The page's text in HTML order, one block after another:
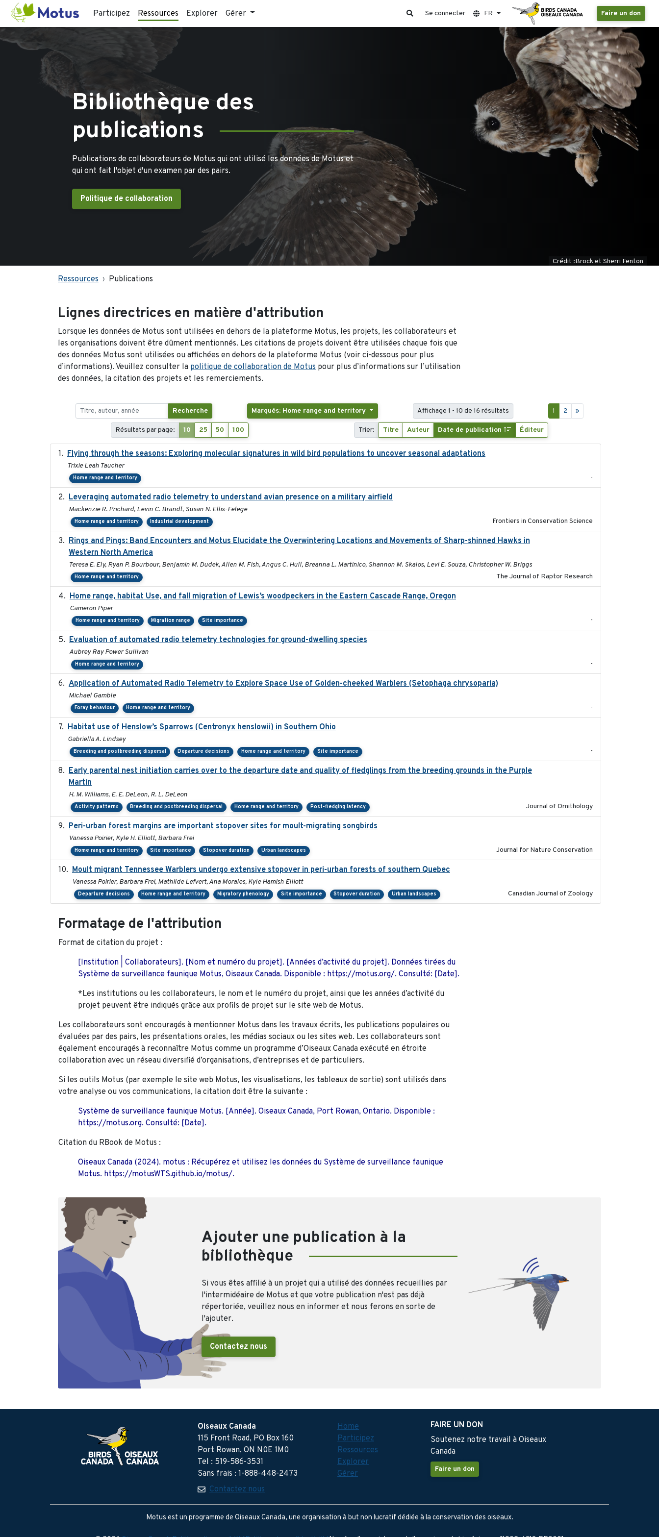
Participez Ressources Explorer Gérer Faire un don
Se connecter FR
Bibliothèque des
publications
Publications de collaborateurs de Motus qui ont utilisé les données de Motus et
qui ont fait l'objet d'un examen par des pairs.
Politique de collaboration
Crédit :Brock et Sherri Fenton
Ressources Publications
Lignes directrices en matière d'attribution
Lorsque les données de Motus sont utilisées en dehors de la plateforme Motus, les projets, les collaborateurs et
les organisations doivent être dûment mentionnés. Les citations de projets doivent être utilisées chaque fois que
des données Motus sont utilisées ou affichées en dehors de la plateforme Motus (voir ci-dessous pour plus
d’informations). Veuillez consulter la politique de collaboration de Motus pour plus d’informations sur l’utilisation
des données, la citation des projets et les remerciements.
Recherche Marqués: Home range and territory Affichage 1 - 10 de 16 résultats 1 2 »
Résultats par page: 10 25 50 100 Trier: Titre Auteur Date de publication Éditeur
Flying through the seasons: Exploring molecular signatures in wild bird populations to uncover seasonal adaptations
Trixie Leah Taucher
Home range and territory -
Leveraging automated radio telemetry to understand avian presence on a military airfield
Mackenzie R. Prichard, Levin C. Brandt, Susan N. Ellis-Felege
Home range and territory Industrial development Frontiers in Conservation Science
Rings and Pings: Band Encounters and Motus Elucidate the Overwintering Locations and Movements of Sharp-shinned Hawks in
Western North America
Teresa E. Ely, Ryan P. Bourbour, Benjamin M. Dudek, Allen M. Fish, Angus C. Hull, Breanna L. Martinico, Shannon M. Skalos, Levi E. Souza, Christopher W. Briggs
Home range and territory The Journal of Raptor Research
Home range, habitat Use, and fall migration of Lewis’s woodpeckers in the Eastern Cascade Range, Oregon
Cameron Piper
Home range and territory Migration range Site importance -
Evaluation of automated radio telemetry technologies for ground-dwelling species
Aubrey Ray Power Sullivan
Home range and territory -
Application of Automated Radio Telemetry to Explore Space Use of Golden-cheeked Warblers (Setophaga chrysoparia)
Michael Gamble
Foray behaviour Home range and territory -
Habitat use of Henslow’s Sparrows (Centronyx henslowii) in Southern Ohio
Gabriella A. Lindsey
Breeding and postbreeding dispersal Departure decisions Home range and territory Site importance -
Early parental nest initiation carries over to the departure date and quality of fledglings from the breeding grounds in the Purple
Martin
H. M. Williams, E. E. DeLeon, R. L. DeLeon
Activity patterns Breeding and postbreeding dispersal Home range and territory Post-fledging latency Journal of Ornithology
Peri-urban forest margins are important stopover sites for moult-migrating songbirds
Vanessa Poirier, Kyle H. Elliott, Barbara Frei
Home range and territory Site importance Stopover duration Urban landscapes Journal for Nature Conservation
Moult migrant Tennessee Warblers undergo extensive stopover in peri-urban forests of southern Quebec
Vanessa Poirier, Barbara Frei, Mathilde Lefvert, Ana Morales, Kyle Hamish Elliott
Departure decisions Home range and territory Migratory phenology Site importance Stopover duration Urban landscapes Canadian Journal of Zoology
Formatage de l'attribution
Format de citation du projet :
[Institution | Collaborateurs]. [Nom et numéro du projet]. [Années d’activité du projet]. Données tirées du
Système de surveillance faunique Motus, Oiseaux Canada. Disponible : https://motus.org/. Consulté: [Date].
*Les institutions ou les collaborateurs, le nom et le numéro du projet, ainsi que les années d’activité du
projet peuvent être indiqués grâce aux profils de projet sur le site web de Motus.
Les collaborateurs sont encouragés à mentionner Motus dans les travaux écrits, les publications populaires ou
évaluées par des pairs, les présentations orales, les médias sociaux ou les sites web. Les collaborateurs sont
également encouragés à reconnaître Motus comme un programme d’Oiseaux Canada exécuté en étroite
collaboration avec un réseau diversifié d’organisations, d’entreprises et de particuliers.
Si les outils Motus (par exemple le site web Motus, les visualisations, les tableaux de sortie) sont utilisés dans
votre analyse ou vos communications, la citation doit être la suivante :
Système de surveillance faunique Motus. [Année]. Oiseaux Canada, Port Rowan, Ontario. Disponible :
https://motus.org. Consulté: [Date].
Citation du RBook de Motus :
Oiseaux Canada (2024). motus : Récupérez et utilisez les données du Système de surveillance faunique
Motus. https://motusWTS.github.io/motus/.
Ajouter une publication à la
bibliothèque
Si vous êtes affilié à un projet qui a utilisé des données recueillies par
l'intermidéaire de Motus et que votre publication n'est pas déjà
répertoriée, veuillez nous en informer et nous ferons en sorte de
l'ajouter.
Contactez nous
Oiseaux Canada
115 Front Road, PO Box 160
Port Rowan, ON N0E 1M0
Tel : 519-586-3531
Sans frais : 1-888-448-2473
Contactez nous
Home
Participez
Ressources
Explorer
Gérer
FAIRE UN DON
Soutenez notre travail à Oiseaux
Canada
Faire un don
Motus est un programme de Oiseaux Canada, une organisation à but non lucratif dédiée à la conservation des oiseaux.